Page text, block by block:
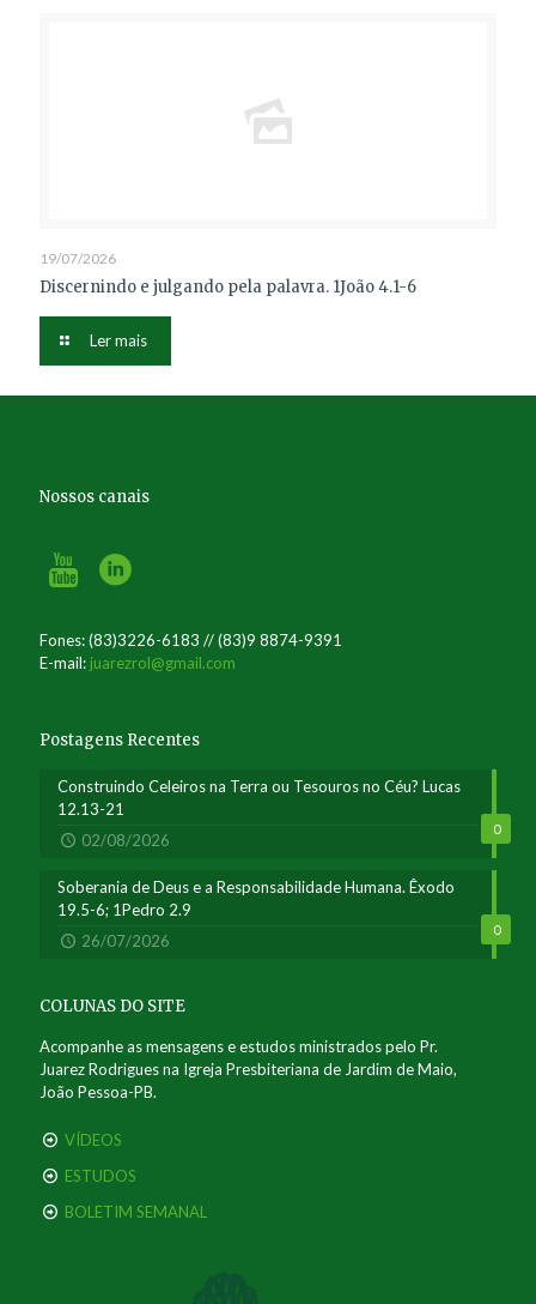
19/07/2026
Discernindo e julgando pela palavra. 1João 4.1-6
Ler mais
Nossos canais
Fones: (83)3226-6183 // (83)9 8874-9391
E-mail: juarezrol@gmail.com
Postagens Recentes
0
Construindo Celeiros na Terra ou Tesouros no Céu? Lucas
12.13-21
02/08/2026
0
Soberania de Deus e a Responsabilidade Humana. Êxodo
19.5-6; 1Pedro 2.9
26/07/2026
COLUNAS DO SITE
Acompanhe as mensagens e estudos ministrados pelo Pr.
Juarez Rodrigues na Igreja Presbiteriana de Jardim de Maio,
João Pessoa-PB.
VÍDEOS
ESTUDOS
BOLETIM SEMANAL